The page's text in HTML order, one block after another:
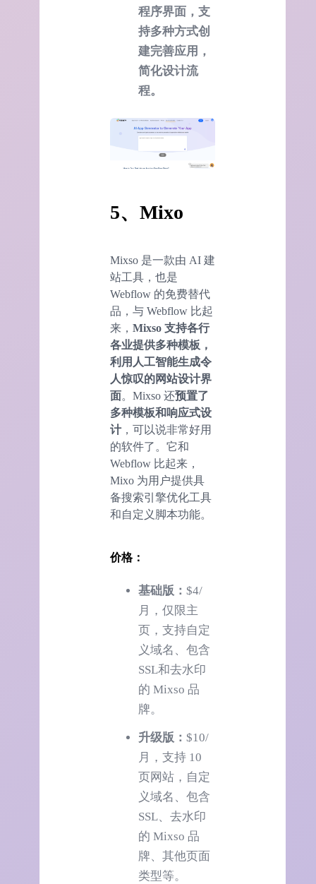
程序界面，支
持多种方式创
建完善应用，
简化设计流
程。
5、Mixo
Mixso 是一款由 AI 建
站工具，也是
Webflow 的免费替代
品，与 Webflow 比起
来， Mixso 支持各行
各业提供多种模板，
利用人工智能生成令
人惊叹的网站设计界
面。Mixso 还预置了
多种模板和响应式设
计，可以说非常好用
的软件了。它和
Webflow 比起来，
Mixo 为用户提供具
备搜索引擎优化工具
和自定义脚本功能。
价格：
基础版： $4/
月，仅限主
页，支持自定
义域名、包含
SSL和去水印
的 Mixso 品
牌。
升级版： $10/
月，支持 10
页网站，自定
义域名、包含
SSL、去水印
的 Mixso 品
牌、其他页面
类型等。